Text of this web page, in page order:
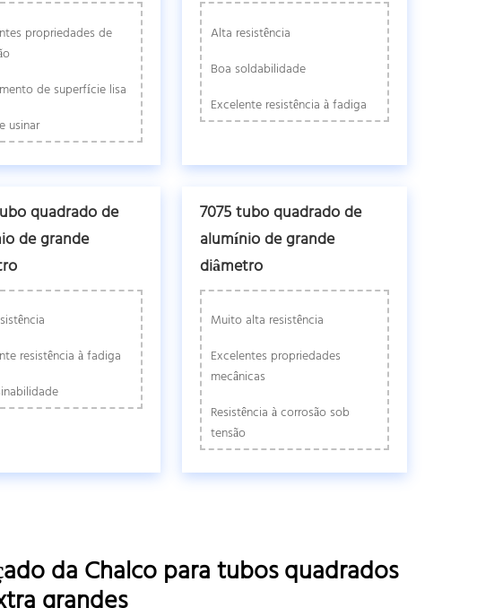
propriedades de
de superfície lisa
usinar
Alta resistência
Boa soldabilidade
Excelente resistência à fadiga
quadrado de
de grande
resistência à fadiga
7075 tubo quadrado de
alumínio de grande
diâmetro
Muito alta resistência
Excelentes propriedades
mecânicas
Resistência à corrosão sob
tensão
da Chalco para tubos quadrados